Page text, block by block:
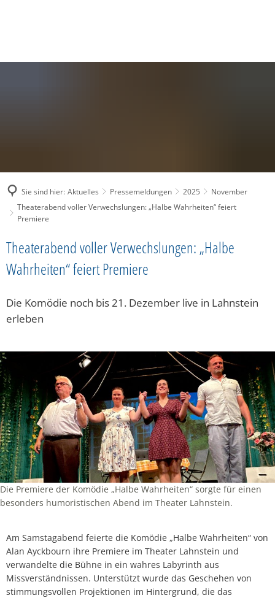
Sie sind hier: Aktuelles Pressemeldungen 2025
November
Theaterabend voller Verwechslungen: „Halbe Wahrheiten“ feiert
Premiere
Theaterabend voller Verwechslungen: „Halbe
Wahrheiten“ feiert Premiere
Die Komödie noch bis 21. Dezember live in Lahnstein
erleben
Die Premiere der Komödie „Halbe Wahrheiten“ sorgte für einen
besonders humoristischen Abend im Theater Lahnstein.
Am Samstagabend feierte die Komödie „Halbe Wahrheiten“ von
Alan Ayckbourn ihre Premiere im Theater Lahnstein und
verwandelte die Bühne in ein wahres Labyrinth aus
Missverständnissen. Unterstützt wurde das Geschehen von
stimmungsvollen Projektionen im Hintergrund, die das